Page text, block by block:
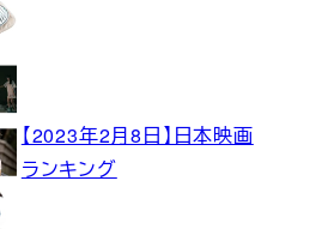
【2023年2月8日】日本映画
ランキング